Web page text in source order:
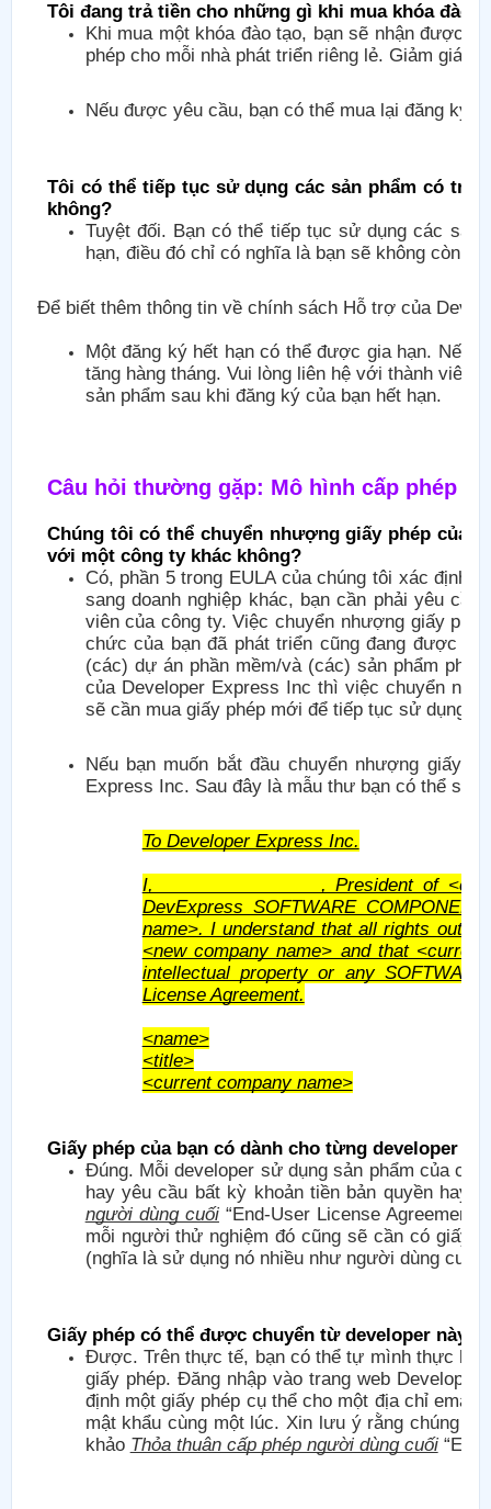
Tôi đang trả tiền cho những gì khi mua khóa đào
Khi mua một khóa đào tạo, bạn sẽ nhận được
phép cho mỗi nhà phát triển riêng lẻ. Giảm giá
Nếu được yêu cầu, bạn có thể mua lại đăng ký
Tôi có thể tiếp tục sử dụng các sản phẩm có
không?
Tuyệt đối. Bạn có thể tiếp tục sử dụng các
hạn, điều đó chỉ có nghĩa là bạn sẽ không còn
Để biết thêm thông tin về chính sách Hỗ trợ của
Một đăng ký hết hạn có thể được gia hạn. Nếu
tăng hàng tháng. Vui lòng liên hệ với thành viên
sản phẩm sau khi đăng ký của bạn hết hạn.
Câu hỏi thường gặp: Mô hình cấp phép
Chúng tôi có thể chuyển nhượng giấy phép của
với một công ty khác không?
Có, phần 5 trong EULA của chúng tôi xác định
sang doanh nghiệp khác, bạn cần phải yêu
viên của công ty. Việc chuyển nhượng giấy
chức của bạn đã phát triển cũng đang được
(các) dự án phần mềm/và (các) sản phẩm
của Developer Express Inc thì việc chuyển
sẽ cần mua giấy phép mới để tiếp tục sử dụng
Nếu bạn muốn bắt đầu chuyển nhượng giấy
Express Inc. Sau đây là mẫu thư bạn có thể sử
To Developer Express Inc.
I, ________________, President of
DevExpress SOFTWARE
name>. I understand that all rights
<new company name> and that
intellectual property or any
License Agreement.
<name>
<title>
<current company name>
Giấy phép của bạn có dành cho từng developer
Đúng. Mỗi developer sử dụng sản phẩm của
hay yêu cầu bất kỳ khoản tiền bản quyền hay
người dùng cuối“End-User License
mỗi người thử nghiệm đó cũng sẽ cần có giấy
(nghĩa là sử dụng nó nhiều như người dùng
Giấy phép có thể được chuyển từ developer này
Được. Trên thực tế, bạn có thể tự mình thực
giấy phép. Đăng nhập vào trang web
định một giấy phép cụ thể cho một địa chỉ
mật khẩu cùng một lúc. Xin lưu ý rằng chúng
khảo Thỏa thuận cấp phép người dùng cuối